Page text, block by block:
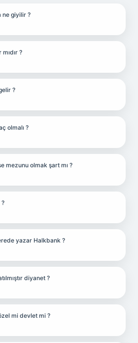
ne giyilir ?
?
?
olmalı ?
mezunu olmak şart mı ?
yazar Halkbank ?
diyanet ?
mi devlet mi ?